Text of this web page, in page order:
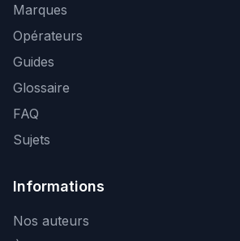
Marques
Opérateurs
Guides
Glossaire
FAQ
Sujets
Informations
Nos auteurs